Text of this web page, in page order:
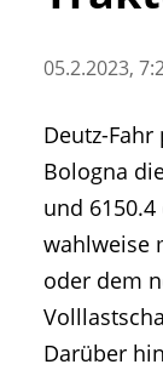
• Messen
•
• Artikel
05.2.2023,
Deutz-
Bologna
und
wahlweise
oder dem
Darüber